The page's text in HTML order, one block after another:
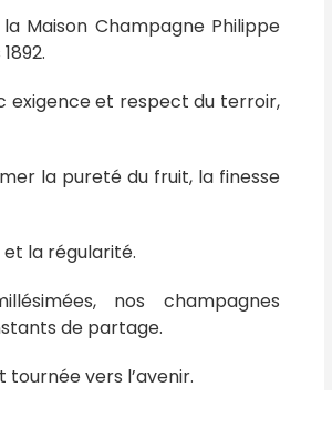
Maison Champagne Philippe
exigence et respect du terroir,
la pureté du fruit, la finesse
la régularité.
nos champagnes
de partage.
tournée vers l’avenir.